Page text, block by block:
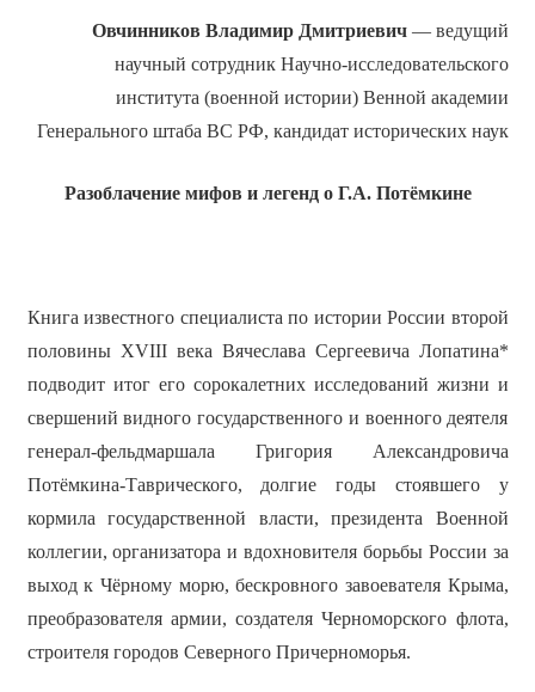
Овчинников Владимир Дмитриевич— ведущий
научный сотрудник Научно-исследовательского
института (военной истории) Венной академии
Генерального штаба ВС РФ, кандидат исторических наук
Разоблачение мифов и легенд о Г.А. Потёмкине
Книга известного специалиста по истории России второй
половины XVIII века Вячеслава Сергеевича Лопатина*
подводит итог его сорокалетних исследований жизни и
свершений видного государственного и военного деятеля
генерал-фельдмаршала Григория Александровича
Потёмкина-Таврического, долгие годы стоявшего у
кормила государственной власти, президента Военной
коллегии, организатора и вдохновителя борьбы России за
выход к Чёрному морю, бескровного завоевателя Крыма,
преобразователя армии, создателя Черноморского флота,
строителя городов Северного Причерноморья.